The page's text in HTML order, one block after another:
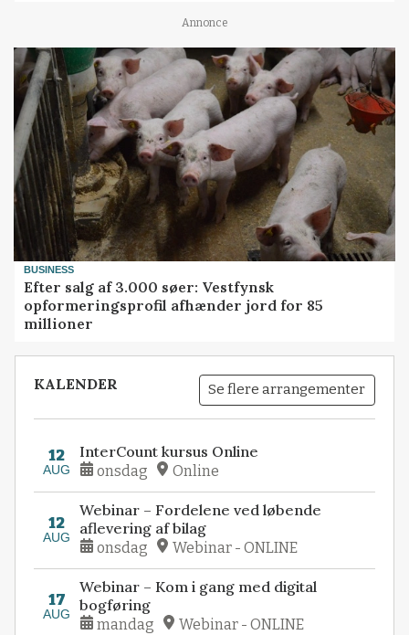
Annonce
BUSINESS
Efter salg af 3.000 søer: Vestfynsk
opformeringsprofil afhænder jord for 85
millioner
KALENDER Se flere arrangementer
12
AUG
InterCount kursus Online
onsdag Online
12
AUG
Webinar – Fordelene ved løbende
aflevering af bilag
onsdag Webinar - ONLINE
17
AUG
Webinar – Kom i gang med digital
bogføring
mandag Webinar - ONLINE